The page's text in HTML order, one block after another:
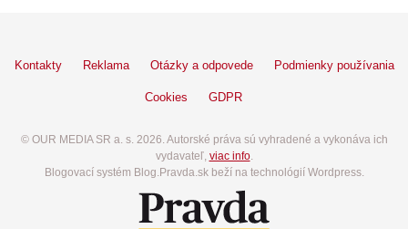
Kontakty Reklama Otázky a odpovede Podmienky používania
Cookies GDPR
© OUR MEDIA SR a. s. 2026. Autorské práva sú vyhradené a vykonáva ich
vydavateľ, viac info.
Blogovací systém Blog.Pravda.sk beží na technológií Wordpress.